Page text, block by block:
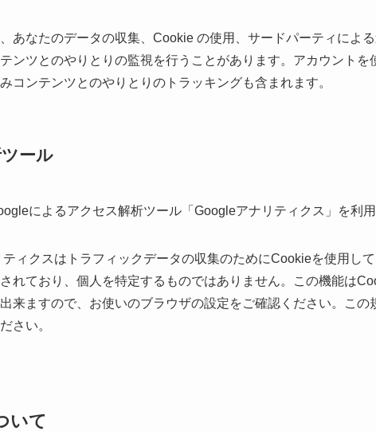
あなたのデータの収集、Cookie の使用、サードパーティによ
ンツとのやりとりの監視を行うことがあります。アカウントを
コンテンツとのやりとりのトラッキングも含まれます。
ール
によるアクセス解析ツール「Googleアナリティクス」を利用
ィクスはトラフィックデータの収集のためにCookieを使用し
れており、個人を特定するものではありません。この機能は
来ますので、お使いのブラウザの設定をご確認ください。この
さい。
いて